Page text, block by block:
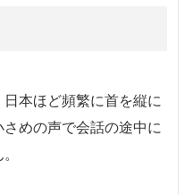
本ほど頻繁に首を縦に
めの声で会話の途中に